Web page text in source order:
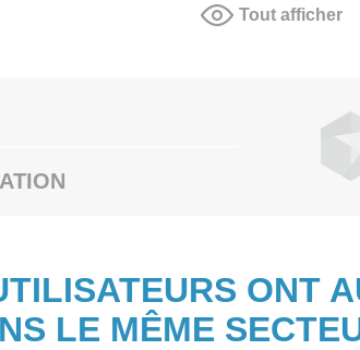
Tout afficher
ONT
LE MÊME